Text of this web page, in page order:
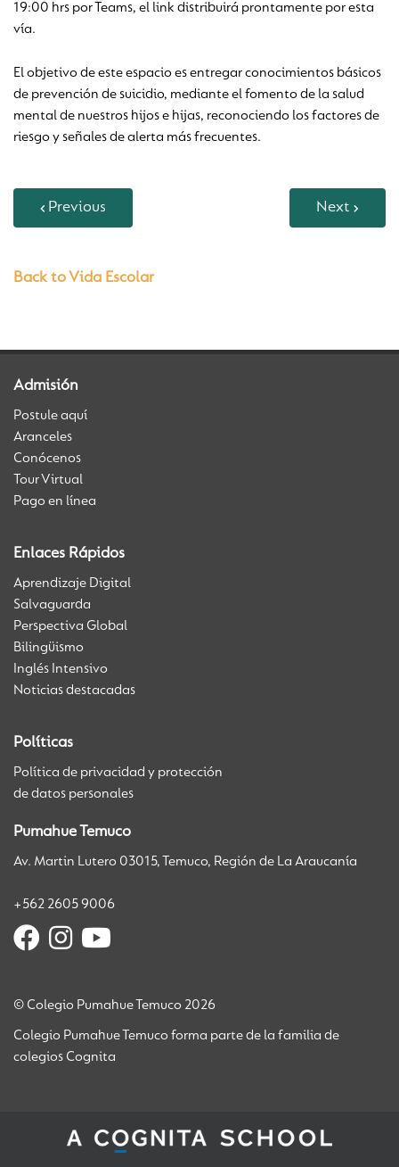
19:00 hrs por Teams, el link distribuirá prontamente por esta
vía.
El objetivo de este espacio es entregar conocimientos básicos
de prevención de suicidio, mediante el fomento de la salud
mental de nuestros hijos e hijas, reconociendo los factores de
riesgo y señales de alerta más frecuentes.
Previous Next
Back to Vida Escolar
Admisión
Postule aquí
Aranceles
Conócenos
Tour Virtual
Pago en línea
Enlaces Rápidos
Aprendizaje Digital
Salvaguarda
Perspectiva Global
Bilingüismo
Inglés Intensivo
Noticias destacadas
Políticas
Política de privacidad y protección
de datos personales
Pumahue Temuco
Av. Martin Lutero 03015, Temuco, Región de La Araucanía
+562 2605 9006
© Colegio Pumahue Temuco 2026
Colegio Pumahue Temuco forma parte de la familia de
colegios Cognita